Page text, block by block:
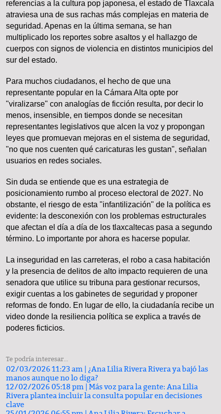
referencias a la cultura pop japonesa, el estado de Tlaxcala
atraviesa una de sus rachas más complejas en materia de
seguridad. Apenas en la última semana, se han
multiplicado los reportes sobre asaltos y el hallazgo de
cuerpos con signos de violencia en distintos municipios del
sur del estado.
Para muchos ciudadanos, el hecho de que una
representante popular en la Cámara Alta opte por
"viralizarse" con analogías de ficción resulta, por decir lo
menos, insensible, en tiempos donde se necesitan
representantes legislativos que alcen la voz y propongan
leyes que promuevan mejoras en el sistema de seguridad,
"no que nos cuenten qué caricaturas les gustan", señalan
usuarios en redes sociales.
Sin duda se entiende que es una estrategia de
posicionamiento rumbo al proceso electoral de 2027. No
obstante, el riesgo de esta "infantilización" de la política es
evidente: la desconexión con los problemas estructurales
que afectan el día a día de los tlaxcaltecas pasa a segundo
término. Lo importante por ahora es hacerse popular.
La inseguridad en las carreteras, el robo a casa habitación
y la presencia de delitos de alto impacto requieren de una
senadora que utilice su tribuna para gestionar recursos,
exigir cuentas a los gabinetes de seguridad y proponer
reformas de fondo. En lugar de ello, la ciudadanía recibe un
video donde la resiliencia política se explica a través de
poderes ficticios.
Te podría interesar...
02/03/2026 11:23 am | ¿Ana Lilia Rivera Rivera ya bajó las
manos aunque no lo diga?
12/02/2026 05:18 pm | Más voz para la gente: Ana Lilia
Rivera plantea incluir la consulta popular en decisiones
clave